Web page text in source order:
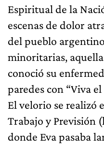
Espiritual de la
escenas de dolor
del pueblo
minoritarias,
conoció su
paredes con “Viva
El velorio se realizó
Trabajo y Previsión
donde Eva pasaba